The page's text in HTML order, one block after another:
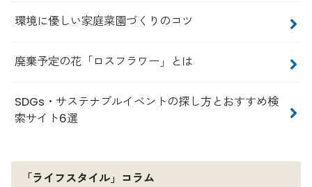
環境に優しい家庭菜園づくりのコツ
廃棄予定の花「ロスフラワー」とは
SDGs・サステナブルイベントの探し方とおすすめ検
索サイト6選
「ライフスタイル」コラム